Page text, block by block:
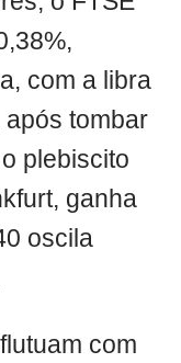
com a libra
tombar
plebiscito
ganha
oscila
com